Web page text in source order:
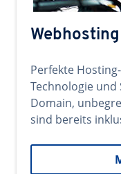
Webhosting
Perfekte
Technologie und
Domain,
sind bereits